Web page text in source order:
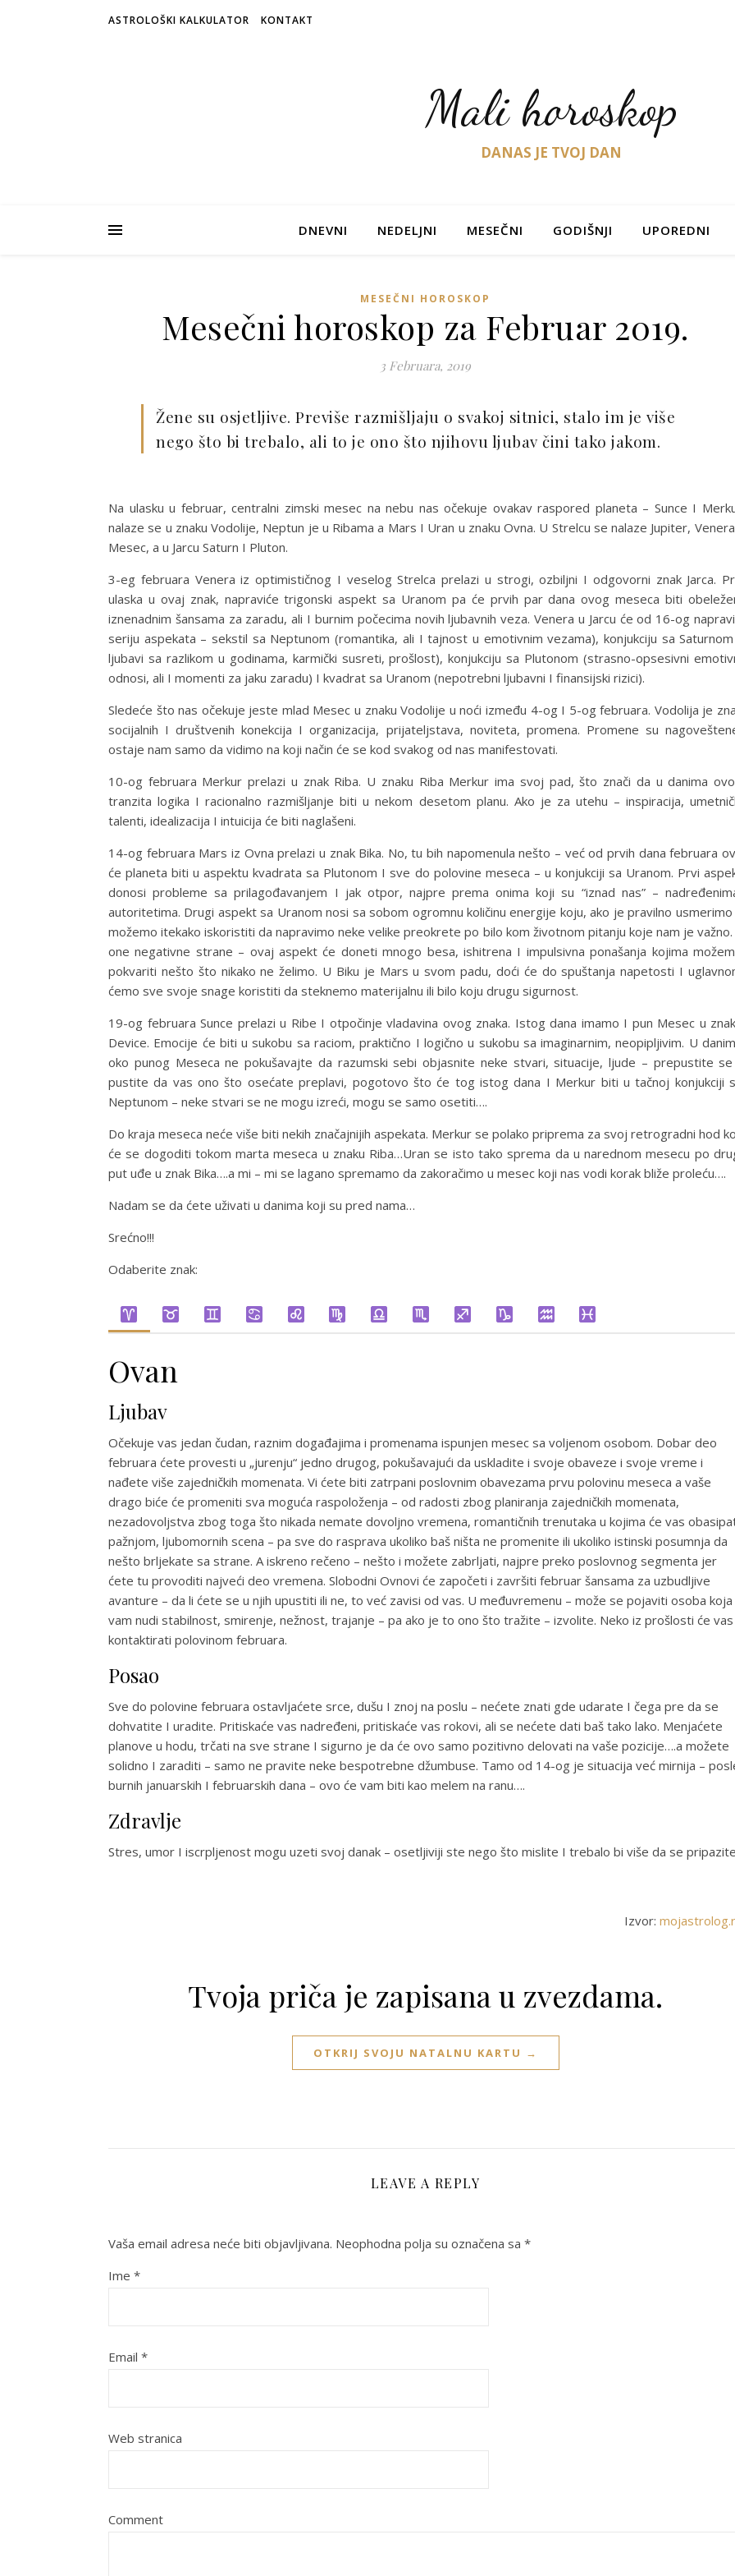
ASTROLOŠKI KALKULATOR KONTAKT
Mali horoskop
DANAS JE TVOJ DAN
DNEVNI NEDELJNI MESEČNI GODIŠNJI UPOREDNI
MESEČNI HOROSKOP
Mesečni horoskop za Februar 2019.
3 Februara, 2019
Žene su osjetljive. Previše razmišljaju o svakoj sitnici, stalo im je više
nego što bi trebalo, ali to je ono što njihovu ljubav čini tako jakom.
Na ulasku u februar, centralni zimski mesec na nebu nas očekuje ovakav raspored planeta – Sunce I
nalaze se u znaku Vodolije, Neptun je u Ribama a Mars I Uran u znaku Ovna. U Strelcu se nalaze Jupiter,
Mesec, a u Jarcu Saturn I Pluton.
3-eg februara Venera iz optimističnog I veselog Strelca prelazi u strogi, ozbiljni I odgovorni znak Jarca.
ulaska u ovaj znak, napraviće trigonski aspekt sa Uranom pa će prvih par dana ovog meseca biti
iznenadnim šansama za zaradu, ali I burnim počecima novih ljubavnih veza. Venera u Jarcu će od 16-og
seriju aspekata – sekstil sa Neptunom (romantika, ali I tajnost u emotivnim vezama), konjukciju sa
ljubavi sa razlikom u godinama, karmički susreti, prošlost), konjukciju sa Plutonom (strasno-opsesivni
odnosi, ali I momenti za jaku zaradu) I kvadrat sa Uranom (nepotrebni ljubavni I finansijski rizici).
Sledeće što nas očekuje jeste mlad Mesec u znaku Vodolije u noći između 4-og I 5-og februara. Vodolija je
socijalnih I društvenih konekcija I organizacija, prijateljstava, noviteta, promena. Promene su
ostaje nam samo da vidimo na koji način će se kod svakog od nas manifestovati.
10-og februara Merkur prelazi u znak Riba. U znaku Riba Merkur ima svoj pad, što znači da u danima
tranzita logika I racionalno razmišljanje biti u nekom desetom planu. Ako je za utehu – inspiracija,
talenti, idealizacija I intuicija će biti naglašeni.
14-og februara Mars iz Ovna prelazi u znak Bika. No, tu bih napomenula nešto – već od prvih dana februara
će planeta biti u aspektu kvadrata sa Plutonom I sve do polovine meseca – u konjukciji sa Uranom. Prvi
donosi probleme sa prilagođavanjem I jak otpor, najpre prema onima koji su “iznad nas” –
autoritetima. Drugi aspekt sa Uranom nosi sa sobom ogromnu količinu energije koju, ako je pravilno usmerimo
možemo itekako iskoristiti da napravimo neke velike preokrete po bilo kom životnom pitanju koje nam je važno.
one negativne strane – ovaj aspekt će doneti mnogo besa, ishitrena I impulsivna ponašanja kojima
pokvariti nešto što nikako ne želimo. U Biku je Mars u svom padu, doći će do spuštanja napetosti I
ćemo sve svoje snage koristiti da steknemo materijalnu ili bilo koju drugu sigurnost.
19-og februara Sunce prelazi u Ribe I otpočinje vladavina ovog znaka. Istog dana imamo I pun Mesec u
Device. Emocije će biti u sukobu sa raciom, praktično I logično u sukobu sa imaginarnim, neopipljivim. U
oko punog Meseca ne pokušavajte da razumski sebi objasnite neke stvari, situacije, ljude – prepustite
pustite da vas ono što osećate preplavi, pogotovo što će tog istog dana I Merkur biti u tačnoj konjukciji
Neptunom – neke stvari se ne mogu izreći, mogu se samo osetiti….
Do kraja meseca neće više biti nekih značajnijih aspekata. Merkur se polako priprema za svoj retrogradni hod
će se dogoditi tokom marta meseca u znaku Riba…Uran se isto tako sprema da u narednom mesecu po
put uđe u znak Bika….a mi – mi se lagano spremamo da zakoračimo u mesec koji nas vodi korak bliže proleću….
Nadam se da ćete uživati u danima koji su pred nama…
Srećno!!!
Odaberite znak:
Ovan
Ljubav
Očekuje vas jedan čudan, raznim događajima i promenama ispunjen mesec sa voljenom osobom. Dobar deo
februara ćete provesti u „jurenju“ jedno drugog, pokušavajući da uskladite i svoje obaveze i svoje vreme i
nađete više zajedničkih momenata. Vi ćete biti zatrpani poslovnim obavezama prvu polovinu meseca a vaše
drago biće će promeniti sva moguća raspoloženja – od radosti zbog planiranja zajedničkih momenata,
nezadovoljstva zbog toga što nikada nemate dovoljno vremena, romantičnih trenutaka u kojima će vas
pažnjom, ljubomornih scena – pa sve do rasprava ukoliko baš ništa ne promenite ili ukoliko istinski posumnja da
nešto brljekate sa strane. A iskreno rečeno – nešto i možete zabrljati, najpre preko poslovnog segmenta jer
ćete tu provoditi najveći deo vremena. Slobodni Ovnovi će započeti i završiti februar šansama za uzbudljive
avanture – da li ćete se u njih upustiti ili ne, to već zavisi od vas. U međuvremenu – može se pojaviti osoba koja
vam nudi stabilnost, smirenje, nežnost, trajanje – pa ako je to ono što tražite – izvolite. Neko iz prošlosti će vas
kontaktirati polovinom februara.
Posao
Sve do polovine februara ostavljaćete srce, dušu I znoj na poslu – nećete znati gde udarate I čega pre da se
dohvatite I uradite. Pritiskaće vas nadređeni, pritiskaće vas rokovi, ali se nećete dati baš tako lako. Menjaćete
planove u hodu, trčati na sve strane I sigurno je da će ovo samo pozitivno delovati na vaše pozicije….a možete
solidno I zaraditi – samo ne pravite neke bespotrebne džumbuse. Tamo od 14-og je situacija već mirnija –
burnih januarskih I februarskih dana – ovo će vam biti kao melem na ranu….
Zdravlje
Stres, umor I iscrpljenost mogu uzeti svoj danak – osetljiviji ste nego što mislite I trebalo bi više da se
Izvor:
Tvoja priča je zapisana u zvezdama.
OTKRIJ SVOJU NATALNU KARTU →
LEAVE A REPLY
Vaša email adresa neće biti objavljivana. Neophodna polja su označena sa *
Ime *
Email *
Web stranica
Comment